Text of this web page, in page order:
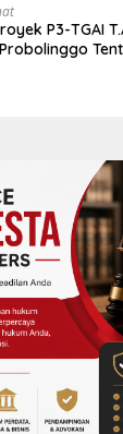
P3-TGAI